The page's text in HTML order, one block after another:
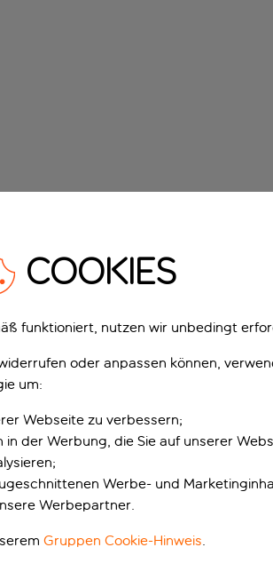
COOKIES
funktioniert, nutzen wir unbedingt
oder anpassen können,
um:
Webseite zu verbessern;
der Werbung, die Sie auf unserer
Werbe- und
Werbepartner.
Gruppen Cookie-Hinweis